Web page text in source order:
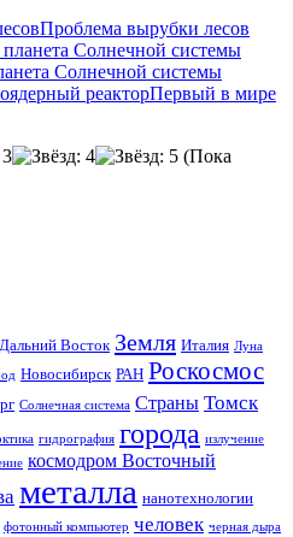
Проблема вырубки лесов
Солнечной системы
Первый в мире
(Пока
Дальний Восток Земля Италия Луна
Новосибирск РАН Роскосмос
Солнечная система Страны Томск
гидрография города излучение
космодром Восточный
металла нанотехнологии
фотонный компьютер человек черная дыра